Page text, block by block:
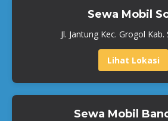
Sewa Mobil
Jl. Jantung Kec. Grogol
Lihat Lokasi
Sewa Mobil